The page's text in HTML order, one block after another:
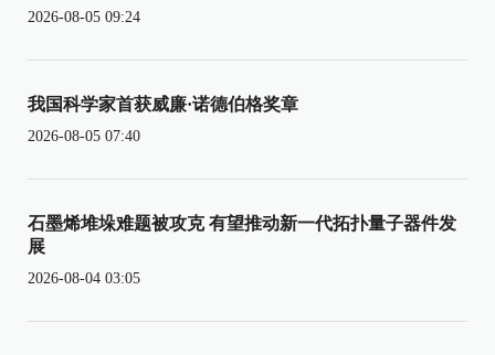
2026-08-05 09:24
我国科学家首获威廉·诺德伯格奖章
2026-08-05 07:40
石墨烯堆垛难题被攻克 有望推动新一代拓扑量子器件发
展
2026-08-04 03:05